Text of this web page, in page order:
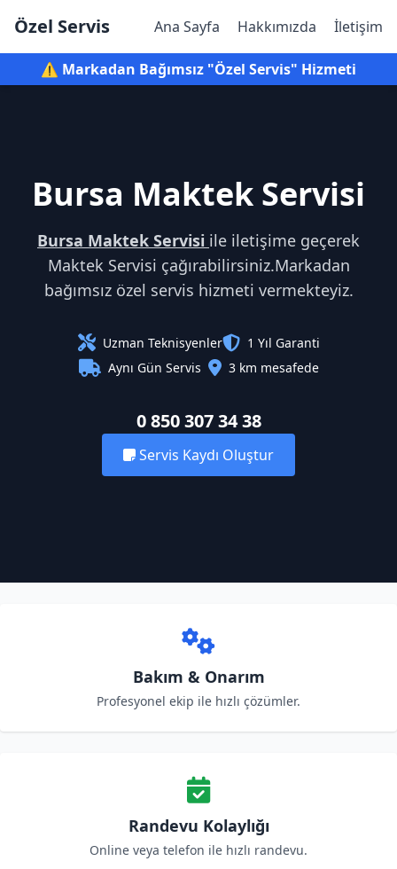
Özel Servis Ana Sayfa Hakkımızda İletişim
⚠️ Markadan Bağımsız "Özel Servis" Hizmeti
Bursa Maktek Servisi
Bursa Maktek Servisi ile iletişime geçerek
Maktek Servisi çağırabilirsiniz.Markadan
bağımsız özel servis hizmeti vermekteyiz.
Uzman Teknisyenler
1 Yıl Garanti
Aynı Gün Servis
3 km mesafede
0 850 307 34 38
Servis Kaydı Oluştur
Bakım & Onarım
Profesyonel ekip ile hızlı çözümler.
Randevu Kolaylığı
Online veya telefon ile hızlı randevu.